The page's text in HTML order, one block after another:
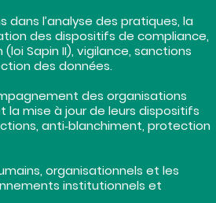
l’analyse des pratiques, la
des dispositifs de compliance,
Sapin II), vigilance, sanctions
des données.
des organisations
la mise à jour de leurs dispositifs
anti‑blanchiment, protection
organisationnels et les
institutionnels et